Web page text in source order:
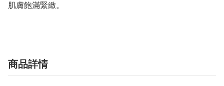
肌膚飽滿緊緻。
商品詳情